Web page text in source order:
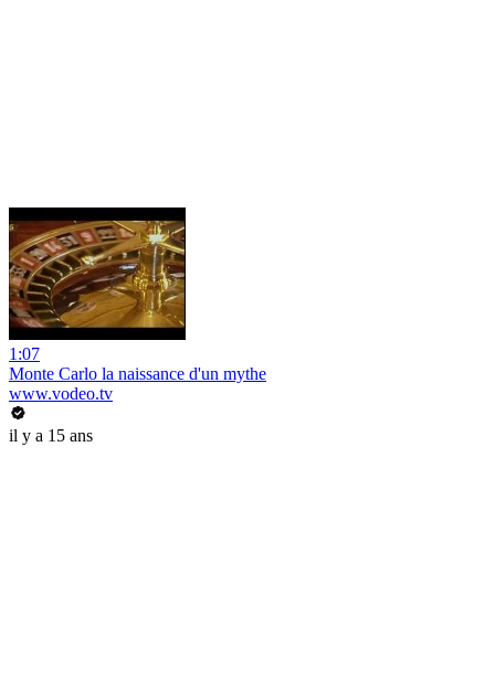
1:07
Monte Carlo la naissance d'un mythe
www.vodeo.tv
il y a 15 ans